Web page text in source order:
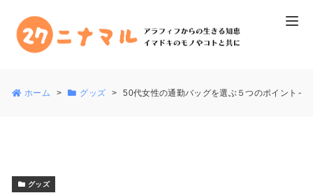
ホーム グッズ 50代女性の通勤バッグを選ぶ５つのポイント～
グッズ